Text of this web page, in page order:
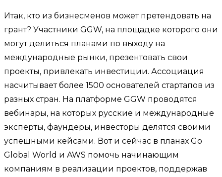
Итак, кто из бизнесменов может претендовать на
грант? Участники GGW, на площадке которого они
могут делиться планами по выходу на
международные рынки, презентовать свои
проекты, привлекать инвестиции. Ассоциация
насчитывает более 1500 основателей стартапов из
разных стран. На платформе GGW проводятся
вебинары, на которых русские и международные
эксперты, фаундеры, инвесторы делятся своими
успешными кейсами. Вот и сейчас в планах Go
Global World и AWS помочь начинающим
компаниям в реализации проектов, поддержав